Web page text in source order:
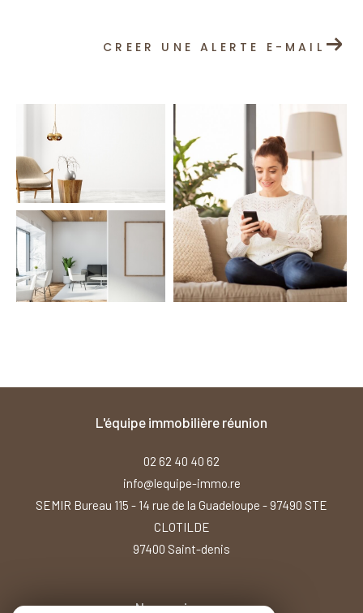
CREER UNE ALERTE E-MAIL
l'équipe immobilière réunion
02 62 40 40 62
info@lequipe-immo.re
SEMIR Bureau 115 - 14 rue de la Guadeloupe - 97490 STE
CLOTILDE
97400
saint-denis
Nous suivre sur